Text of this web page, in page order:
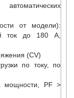
от модели):
ток до 180 А,
(CV)
по току, по
мощности, PF >